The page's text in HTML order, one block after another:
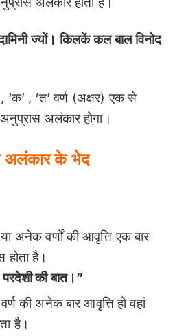
ज्यों। किलकें कल बाल विनोद
, ‘त’ वर्ण (अक्षर) एक से
अलंकार होगा।
अलंकार के भेद
अनेक वर्णों की आवृत्ति एक बार
होता है।
की बात।”
की अनेक बार आवृत्ति हो वहां
है।